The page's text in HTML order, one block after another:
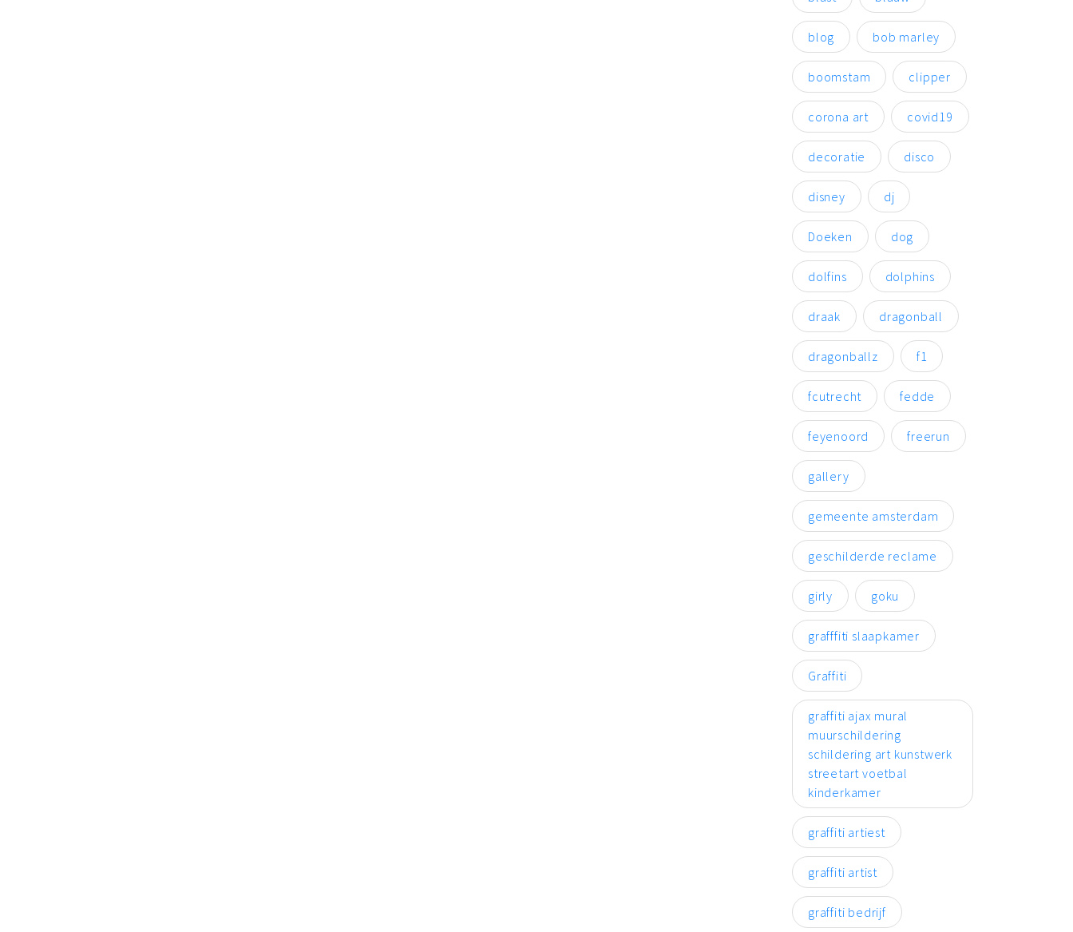
blog bob marley
boomstam clipper
corona art covid19
decoratie disco
disney dj
Doeken dog
dolfins dolphins
draak dragonball
dragonballz f1
fcutrecht fedde
feyenoord freerun
gallery
gemeente amsterdam
geschilderde reclame
girly goku
grafffiti slaapkamer
Graffiti
graffiti ajax mural
muurschildering
schildering art kunstwerk
streetart voetbal
kinderkamer
graffiti artiest
graffiti artist
graffiti bedrijf